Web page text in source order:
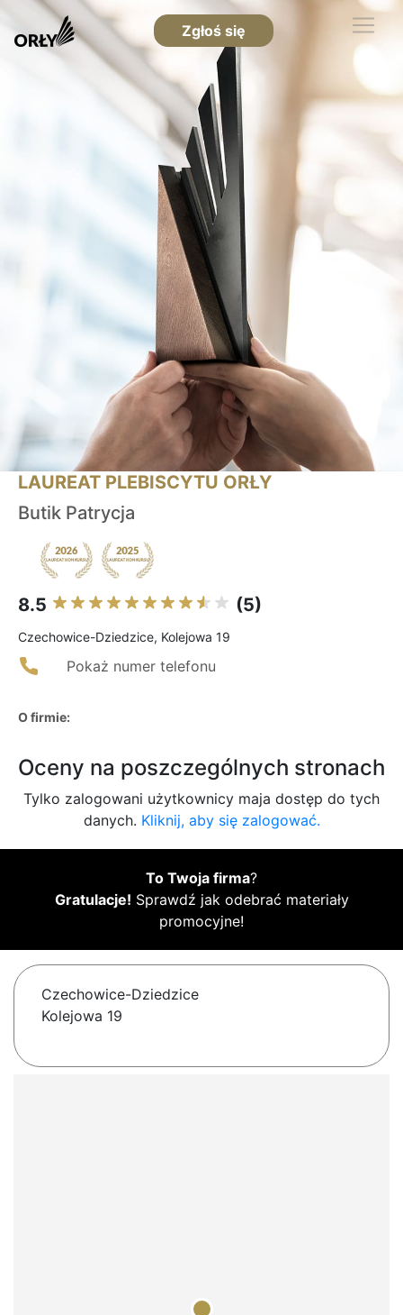
Zgłoś się
LAUREAT PLEBISCYTU ORŁY
Butik Patrycja
8.5 (5)
Czechowice-Dziedzice, Kolejowa 19
Pokaż numer telefonu
O firmie:
Oceny na poszczególnych stronach
Tylko zalogowani użytkownicy maja dostęp do tych
danych. Kliknij, aby się zalogować.
To Twoja firma?
Gratulacje! Sprawdź jak odebrać materiały
promocyjne!
Czechowice-Dziedzice
Kolejowa 19